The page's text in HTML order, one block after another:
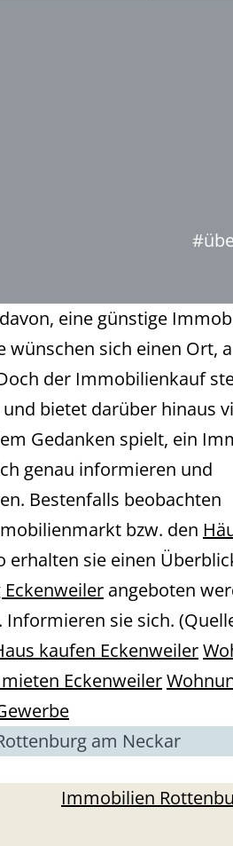
eine günstige
wünschen sich einen Ort,
der Immobilienkauf
bietet darüber hinaus
Gedanken spielt, ein
genau informieren und
Bestenfalls beobachten
bzw. den
erhalten sie einen
angeboten
sie sich.
kaufen Eckenweiler
Eckenweiler
am Neckar
Immobilien